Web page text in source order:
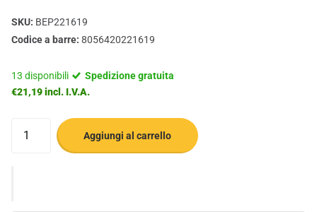
SKU: BEP221619
Codice a barre: 8056420221619
13 disponibili
Spedizione gratuita
€21,19 incl. I.V.A.
Aggiungi al carrello